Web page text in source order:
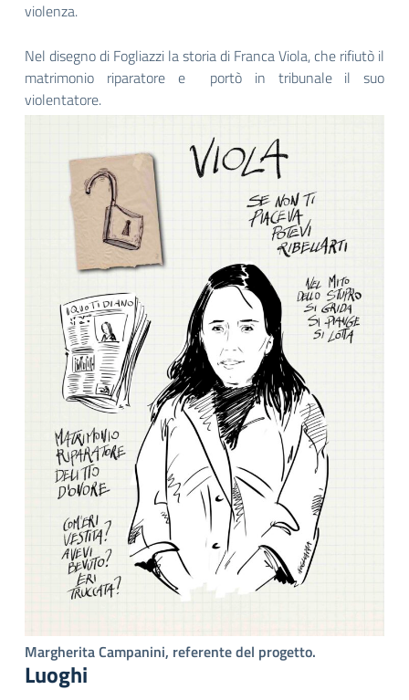
violenza.
Nel disegno di Fogliazzi la storia di Franca Viola, che rifiutò il
matrimonio riparatore e portò in tribunale il suo
violentatore.
Margherita Campanini, referente del progetto.
Luoghi